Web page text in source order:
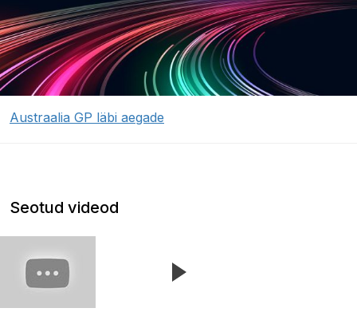
Austraalia GP läbi aegade
Seotud videod